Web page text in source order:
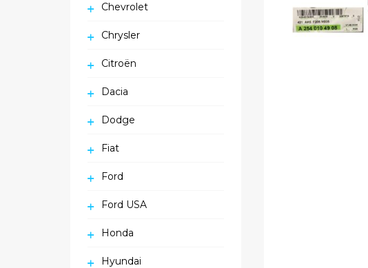
Chevrolet
Chrysler
Citroën
Dacia
Dodge
Fiat
Ford
Ford USA
Honda
Hyundai